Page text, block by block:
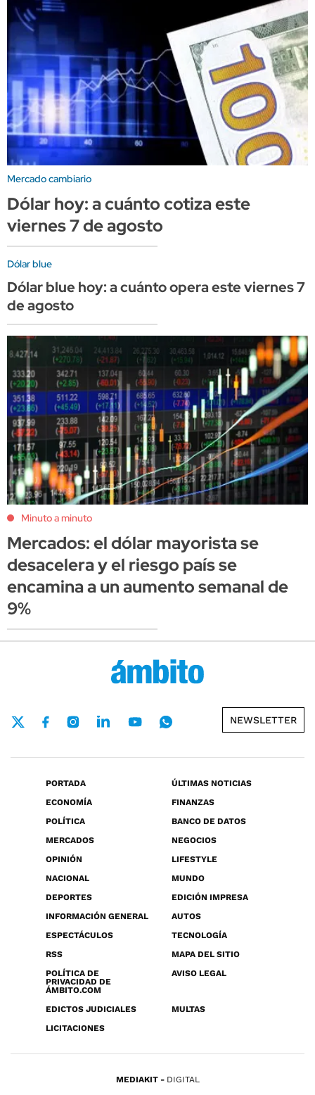
Mercado cambiario
Dólar hoy: a cuánto cotiza este
viernes 7 de agosto
Dólar blue
Dólar blue hoy: a cuánto opera este viernes 7
de agosto
Minuto a minuto
Mercados: el dólar mayorista se
desacelera y el riesgo país se
encamina a un aumento semanal de
9%
NEWSLETTER
PORTADA
ÚLTIMAS NOTICIAS
ECONOMÍA
FINANZAS
POLÍTICA
BANCO DE DATOS
MERCADOS
NEGOCIOS
OPINIÓN
LIFESTYLE
NACIONAL
MUNDO
DEPORTES
EDICIÓN IMPRESA
INFORMACIÓN GENERAL
AUTOS
ESPECTÁCULOS
TECNOLOGÍA
RSS
MAPA DEL SITIO
POLÍTICA DE
PRIVACIDAD DE
ÁMBITO.COM
AVISO LEGAL
EDICTOS JUDICIALES
MULTAS
LICITACIONES
MEDIAKIT DIGITAL